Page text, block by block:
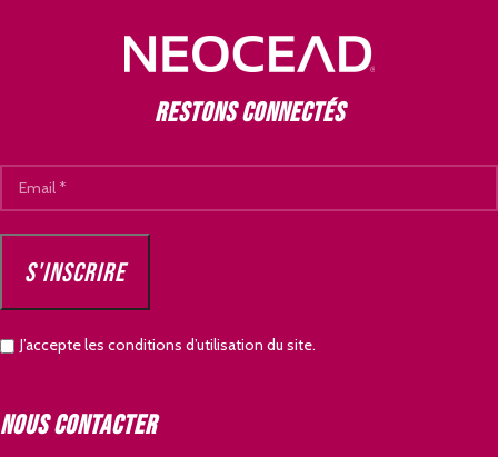
Restons connectés
J’accepte les conditions d’utilisation du site.
Nous contacter